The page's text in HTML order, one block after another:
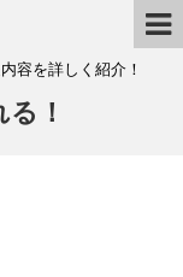
容を詳しく紹介！
！